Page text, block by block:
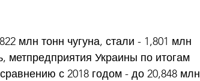
млн тонн чугуна, стали - 1,801 млн
метпредприятия Украины по итогам
с 2018 годом - до 20,848 млн